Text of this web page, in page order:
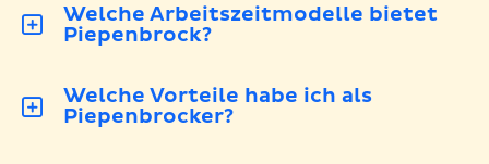
Welche Arbeitszeitmodelle bietet
Piepenbrock?
Welche Vorteile habe ich als
Piepenbrocker?